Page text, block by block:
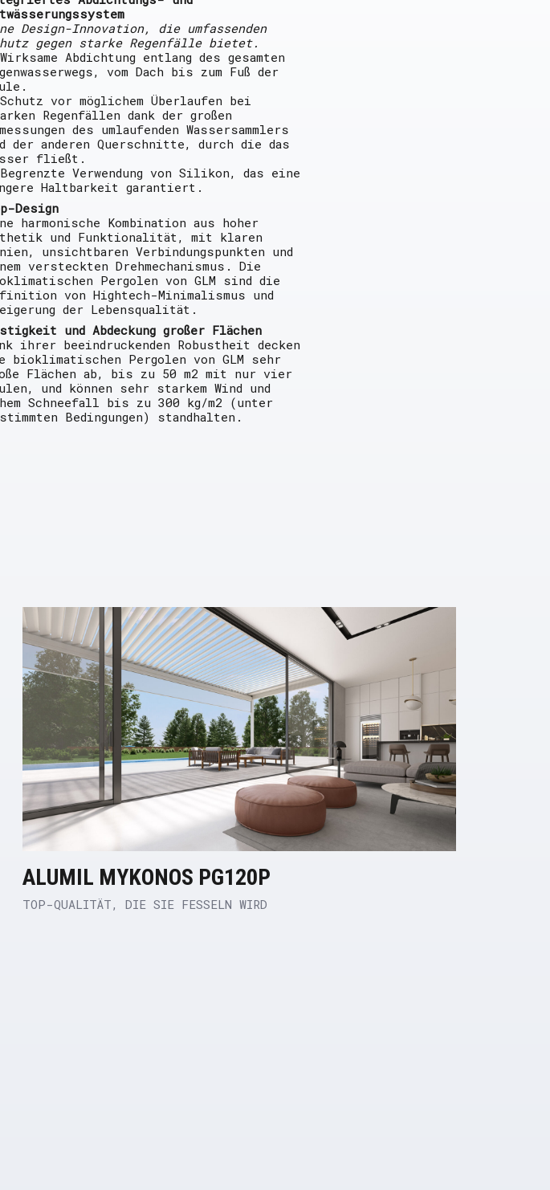
Design-Innovation, die umfassenden
gegen starke Regenfälle bietet.
Abdichtung entlang des gesamten
vom Dach bis zum Fuß der
vor möglichem Überlaufen bei
Regenfällen dank der großen
des umlaufenden Wassersammlers
der anderen Querschnitte, durch die das
fließt.
Verwendung von Silikon, das eine
Haltbarkeit garantiert.
Design
harmonische Kombination aus hoher
und Funktionalität, mit klaren
unsichtbaren Verbindungspunkten und
versteckten Drehmechanismus. Die
Pergolen von GLM sind die
von Hightech-Minimalismus und
der Lebensqualität.
und Abdeckung großer Flächen
ihrer beeindruckenden Robustheit decken
bioklimatischen Pergolen von GLM sehr
Flächen ab, bis zu 50 m2 mit nur vier
und können sehr starkem Wind und
Schneefall bis zu 300 kg/m2 (unter
Bedingungen) standhalten.
ALUMIL MYKONOS PG120P
TOP-QUALITÄT, DIE SIE FESSELN WIRD